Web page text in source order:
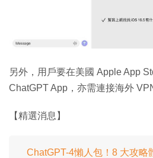
另外，用戶要在美國 Apple App
ChatGPT App，亦需連接海外
【精選消息】
ChatGPT-4懶人包！8 大攻略